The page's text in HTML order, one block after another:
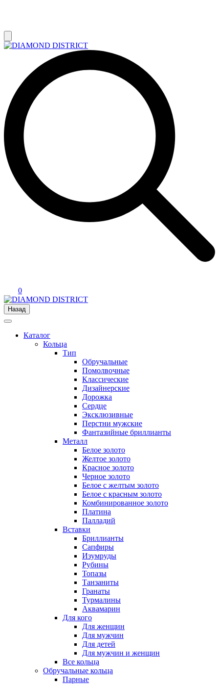
0
Назад
Каталог
Кольца
Тип
Обручальные
Помолвочные
Классические
Дизайнерские
Дорожка
Сердце
Эксклюзивные
Перстни мужские
Фантазийные бриллианты
Металл
Белое золото
Желтое золото
Красное золото
Черное золото
Белое с желтым золото
Белое с красным золото
Комбинированное золото
Платина
Палладий
Вставки
Бриллианты
Сапфиры
Изумруды
Рубины
Топазы
Танзаниты
Гранаты
Турмалины
Аквамарин
Для кого
Для женщин
Для мужчин
Для детей
Для мужчин и женщин
Все кольца
Обручальные кольца
Парные